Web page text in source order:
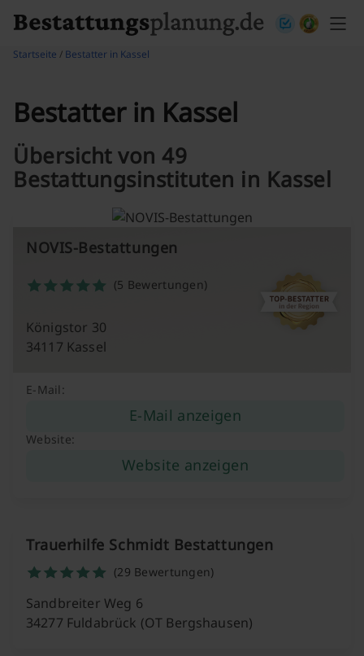
Startseite / Bestatter in Kassel
Bestatter in Kassel
Übersicht von 49
Bestattungsinstituten in Kassel
NOVIS-Bestattungen
(5 Bewertungen)
Königstor 30
34117 Kassel
E-Mail:
E-Mail anzeigen
Website:
Website anzeigen
Trauerhilfe Schmidt Bestattungen
(29 Bewertungen)
Sandbreiter Weg 6
34277 Fuldabrück (OT Bergshausen)